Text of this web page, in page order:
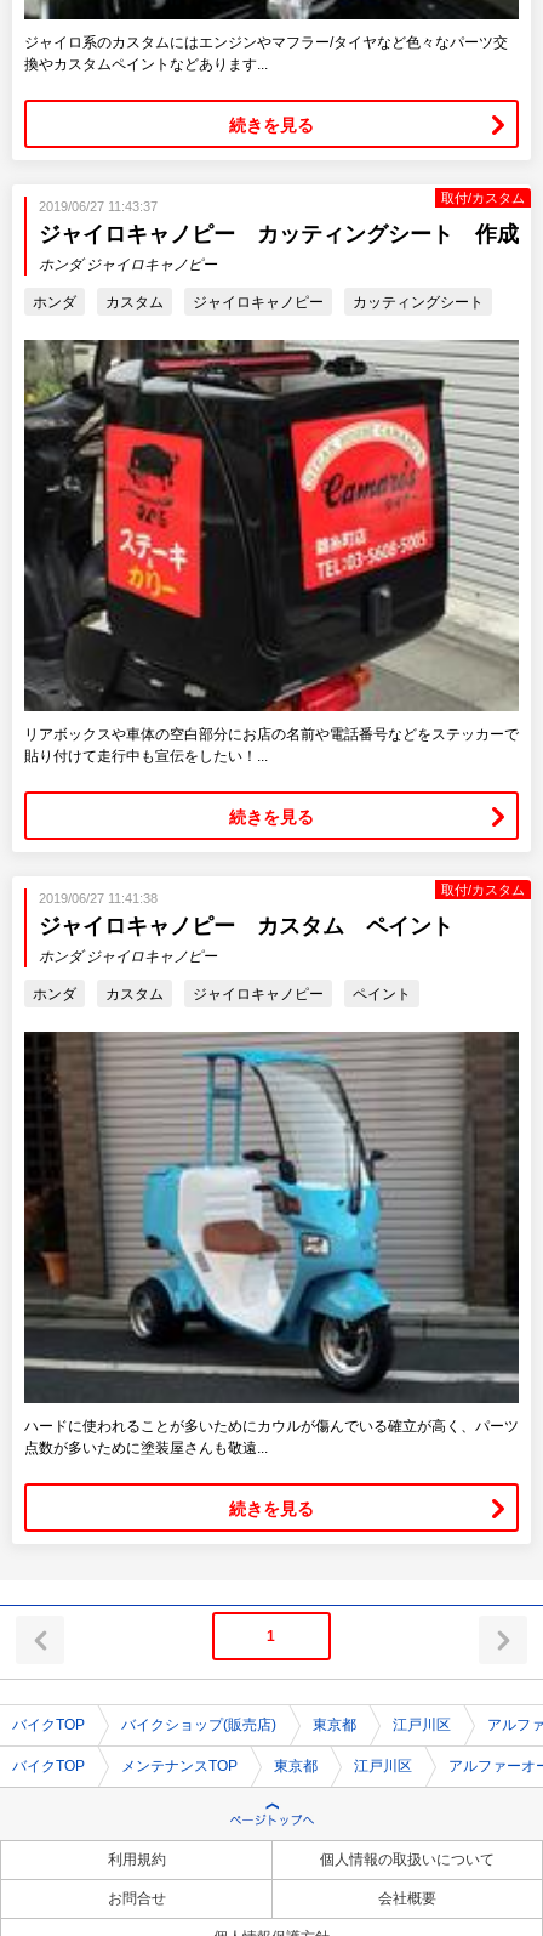
ジャイロ系のカスタムにはエンジンやマフラー/タイヤなど色々なパーツ交
換やカスタムペイントなどあります...
続きを見る
取付/カスタム
2019/06/27 11:43:37
ジャイロキャノピー カッティングシート 作成
ホンダ ジャイロキャノピー
ホンダ カスタム ジャイロキャノピー カッティングシート
リアボックスや車体の空白部分にお店の名前や電話番号などをステッカーで
貼り付けて走行中も宣伝をしたい！...
続きを見る
取付/カスタム
2019/06/27 11:41:38
ジャイロキャノピー カスタム ペイント
ホンダ ジャイロキャノピー
ホンダ カスタム ジャイロキャノピー ペイント
ハードに使われることが多いためにカウルが傷んでいる確立が高く、パーツ
点数が多いために塗装屋さんも敬遠...
続きを見る
1
バイクTOP バイクショップ(販売店) 東京都 江戸川区 アルフ
バイクTOP メンテナンスTOP 東京都 江戸川区 アルファーオ
利用規約 個人情報の取扱いについて
お問合せ 会社概要